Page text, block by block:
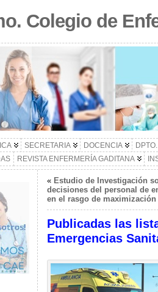
Colegio de
SECRETARIA DOCENCIA
REVISTA ENFERMERÍA GADITANA
« Estudio de Investigación
decisiones del personal de
en el rasgo de maximización
Publicadas las
Emergencias